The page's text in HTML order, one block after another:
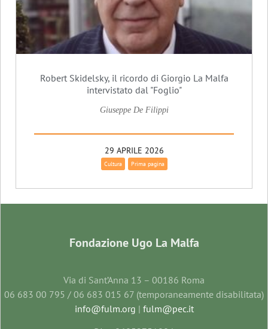
Robert Skidelsky, il ricordo di Giorgio La Malfa
intervistato dal "Foglio"
Giuseppe De Filippi
29 APRILE 2026
Cultura Prima pagina
Fondazione Ugo La Malfa
Via di Sant’Anna 13 – 00186 Roma
06 683 00 795 / 06 683 015 67 (temporaneamente disabilitata)
info@fulm.org | fulm@pec.it